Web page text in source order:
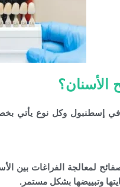
الأسنان؟
في إسطنبول وكل نوع يأتي
لمعالجة الفراغات
وتبييضها بشكل مستمر.